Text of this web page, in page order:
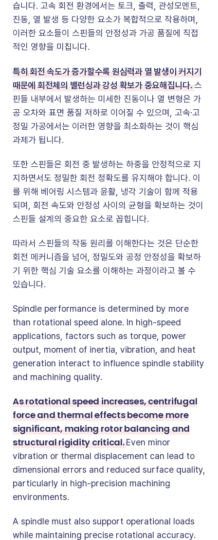
습니다. 고속 회전 환경에서는 토크, 출력, 관성모멘트,
진동, 열 발생 등 다양한 요소가 복합적으로 작용하며,
이러한 요소들이 스핀들의 안정성과 가공 품질에 직접
적인 영향을 미칩니다.
특히 회전 속도가 증가할수록 원심력과 열 발생이 커지기
때문에 회전체의 밸런싱과 강성 확보가 중요해집니다.스
핀들 내부에서 발생하는 미세한 진동이나 열 변형은 가
공 오차와 표면 품질 저하로 이어질 수 있으며, 고속·고
정밀 가공에서는 이러한 영향을 최소화하는 것이 핵심
과제가 됩니다.
또한 스핀들은 회전 중 발생하는 하중을 안정적으로 지
지하면서도 정밀한 회전 정확도를 유지해야 합니다. 이
를 위해 베어링 시스템과 윤활, 냉각 기술이 함께 적용
되며, 회전 속도와 안정성 사이의 균형을 확보하는 것이
스핀들 설계의 중요한 요소로 꼽힙니다.
따라서 스핀들의 작동 원리를 이해한다는 것은 단순한
회전 메커니즘을 넘어, 정밀도와 공정 안정성을 확보하
기 위한 핵심 기술 요소를 이해하는 과정이라고 볼 수
있습니다.
Spindle performance is determined by more
than rotational speed alone. In high-speed
applications, factors such as torque, power
output, moment of inertia, vibration, and heat
generation interact to influence spindle stability
and machining quality.
As rotational speed increases, centrifugal
force and thermal effects become more
significant, making rotor balancing and
structural rigidity critical.Even minor
vibration or thermal displacement can lead to
dimensional errors and reduced surface quality,
particularly in high-precision machining
environments.
A spindle must also support operational loads
while maintaining precise rotational accuracy.